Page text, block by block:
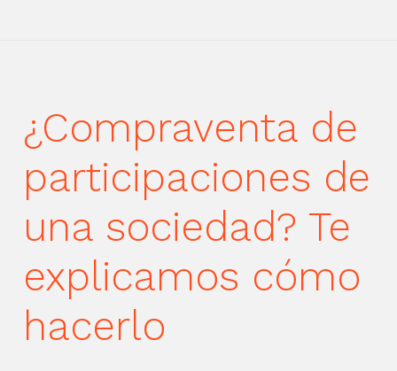
¿Compraventa de
participaciones de
una sociedad? Te
explicamos cómo
hacerlo